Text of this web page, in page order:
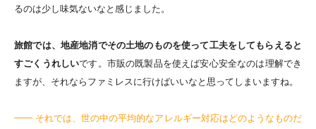
るのは少し味気ないなと感じました。
旅館では、地産地消でその土地のものを使って工夫をしてもらえると
すごくうれしいです。市販の既製品を使えば安心安全なのは理解でき
ますが、それならファミレスに行けばいいなと思ってしまいますね。
━━ それでは、世の中の平均的なアレルギー対応はどのようなものだ